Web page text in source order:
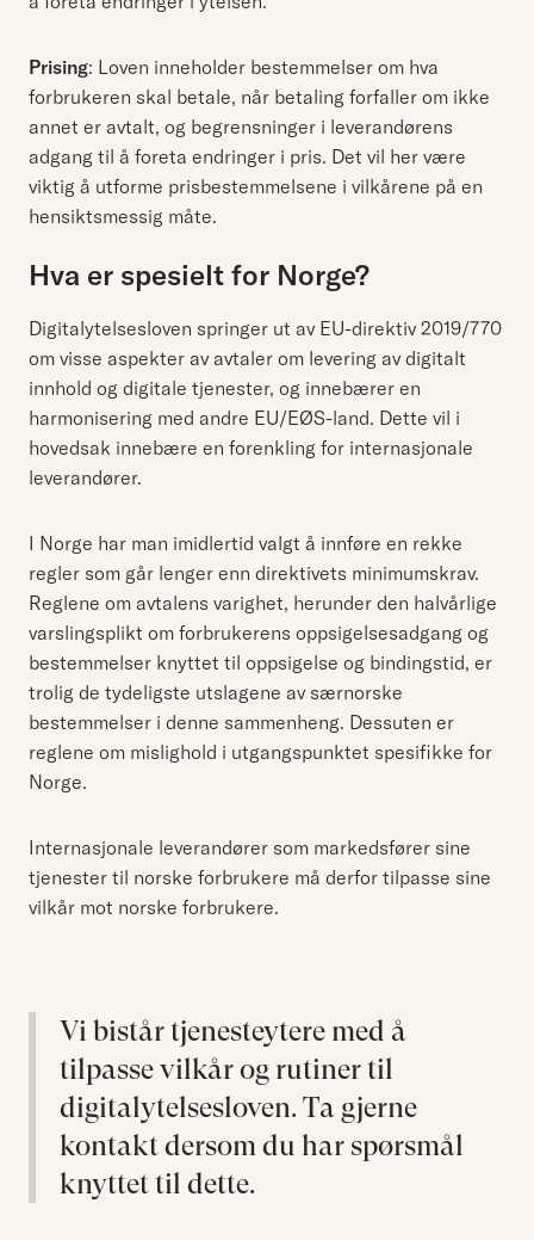
Prising: Loven inneholder bestemmelser om hva
forbrukeren skal betale, når betaling forfaller om ikke
annet er avtalt, og begrensninger i leverandørens
adgang til å foreta endringer i pris. Det vil her være
viktig å utforme prisbestemmelsene i vilkårene på en
hensiktsmessig måte.
Hva er spesielt for Norge?
Digitalytelsesloven springer ut av EU-direktiv 2019/770
om visse aspekter av avtaler om levering av digitalt
innhold og digitale tjenester, og innebærer en
harmonisering med andre EU/EØS-land. Dette vil i
hovedsak innebære en forenkling for internasjonale
leverandører.
I Norge har man imidlertid valgt å innføre en rekke
regler som går lenger enn direktivets minimumskrav.
Reglene om avtalens varighet, herunder den halvårlige
varslingsplikt om forbrukerens oppsigelsesadgang og
bestemmelser knyttet til oppsigelse og bindingstid, er
trolig de tydeligste utslagene av særnorske
bestemmelser i denne sammenheng. Dessuten er
reglene om mislighold i utgangspunktet spesifikke for
Norge.
Internasjonale leverandører som markedsfører sine
tjenester til norske forbrukere må derfor tilpasse sine
vilkår mot norske forbrukere.
Vi bistår tjenesteytere med å
tilpasse vilkår og rutiner til
digitalytelsesloven. Ta gjerne
kontakt dersom du har spørsmål
knyttet til dette.